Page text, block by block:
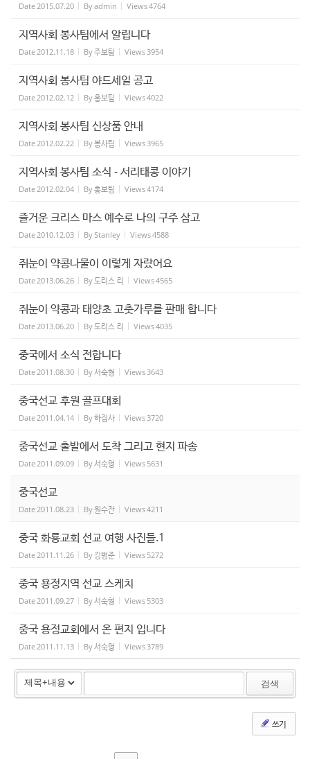
Date2015.07.20 Byadmin Views4764
지역사회 봉사팀에서 알립니다
Date2012.11.18 By주보팀 Views3954
지역사회 봉사팀 야드세일 공고
Date2012.02.12 By홍보팀 Views4022
지역사회 봉사팀 신상품 안내
Date2012.02.22 By봉사팀 Views3965
지역사회 봉사팀 소식 - 서리태콩 이야기
Date2012.02.04 By홍보팀 Views4174
즐거운 크리스 마스 예수로 나의 구주 삼고
Date2010.12.03 ByStanley Views4588
쥐눈이 약콩나물이 이렇게 자랐어요
Date2013.06.26 By도리스 리 Views4565
쥐눈이 약콩과 태양초 고춧가루를 판매 합니다
Date2013.06.20 By도리스 리 Views4035
중국에서 소식 전합니다
Date2011.08.30 By서숙형 Views3643
중국선교 후원 골프대회
Date2011.04.14 By하집사 Views3720
중국선교 출발에서 도착 그리고 현지 파송
Date2011.09.09 By서숙형 Views 5631
중국선교
Date2011.08.23 By원수잔 Views4211
중국 화룡교회 선교 여행 사진들.1
Date2011.11.26 By 김범준 Views 5272
중국 용정지역 선교 스케치
Date2011.09.27 By서숙형 Views 5303
중국 용정교회에서 온 편지 입니다
Date2011.11.13 By서숙형 Views3789
검색
쓰기